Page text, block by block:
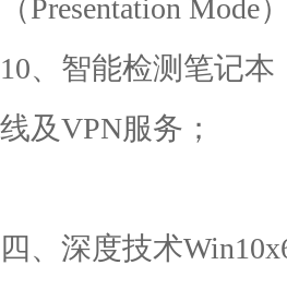
（Presentation Mode
10、智能检测笔记
线及VPN服务；
四、深度技术